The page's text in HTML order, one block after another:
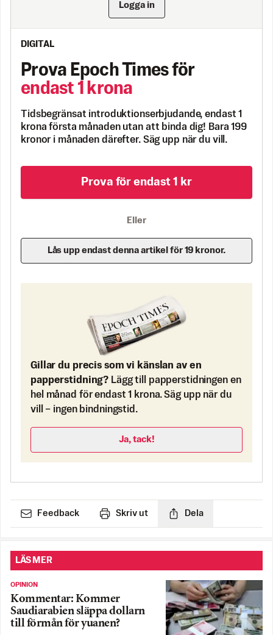
Logga in
DIGITAL
Prova Epoch Times för
endast 1 krona
Tidsbegränsat introduktionserbjudande, endast 1
krona första månaden utan att binda dig! Bara 199
kronor i månaden därefter. Säg upp när du vill.
Prova för endast 1 kr
Eller
Lås upp endast denna artikel för 19 kronor.
Gillar du precis som vi känslan av en
papperstidning? Lägg till papperstidningen en
hel månad för endast 1 krona. Säg upp när du
vill – ingen bindningstid.
Ja, tack!
Feedback Skriv ut Dela
LÄS MER
OPINION
Kommentar: Kommer
Saudiarabien släppa dollarn
till förmån för yuanen?